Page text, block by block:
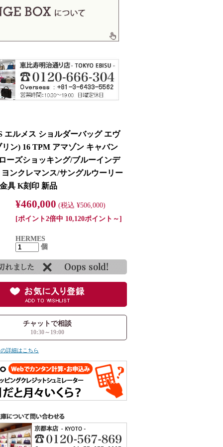
エルメス ショルダーバッグ エヴ
ン) 16 TPM アマゾン キャバン
ーズショッキング/ブルーインデ
ンクレマンス/サングルウーリー
具 K刻印 新品
¥460,000 (税込 ¥506,000)
[ポイント2倍中 10,120ポイント～]
HERMES
個
チャットで相談
10:30～19:00
詳細はこちら